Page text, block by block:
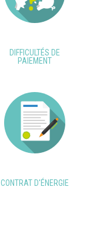
DIFFICULTÉS DE
PAIEMENT
CONTRAT D'ÉNERGIE